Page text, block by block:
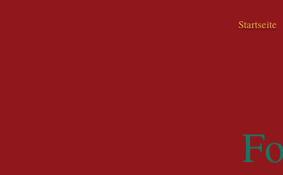
Navigation
überspringen
Startseite